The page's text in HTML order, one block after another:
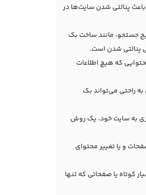
رتبه آن در نتایج جستجو شود. در ادامه، ۱۴ دلیل اصلی که باعث پنالتی شدن سایت‌ها در
جستجو، مانند ساخت بک
پنالتی شدن است.
که هیچ اطلاعات
راحتی می‌تواند بک
به سایت خود، یک روش
و یا تغییر محتوای
کوتاه یا صفحاتی که تنها